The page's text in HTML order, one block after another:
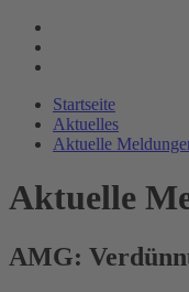
Startseite
Aktuelles
Aktuelle
Aktuelle
AMG: